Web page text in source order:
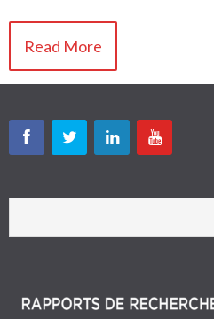
Read More